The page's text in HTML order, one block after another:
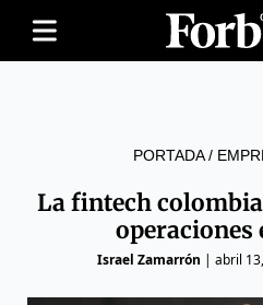
PORTADA/
La fintech
operaciones
Israel Zamarrón | abril